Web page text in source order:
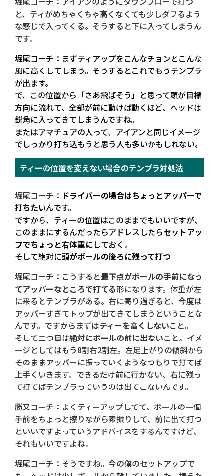
と、ティがめちゃくちゃ高くなくても少しダフるよう
な感じで入ってくる。そうすると下に入ってしまうん
です。
堀尾コーチ：まずティアップをこんなチョンとこんな
風に高くしてしまう。そうするとこれでもうテンプラ
が出ます。
で、この位置から「さあ飛ばそう」と思って頭が目標
方向に流れて、全部が前に動けば動くほど、ヘッドは
鋭角に入ってきてしまうんですね。
またはアマチュアの人って、アイアンと同じイメージ
でしっかり打ち込もうと思う人も多いかもしれない。
ティーの位置を変えない場合のテンプラ対処法
堀尾コーチ： ドライバーの場合はちょっとアッパーで
打ちたいんです。
ですから、ティーの位置はこのままでもいいですが、
このままにするんだったらアドレスしたらセットアッ
プでちょっと右体重にしておく。
そして絶対に頭がボールの後ろに残って打つ
堀尾コーチ：こうすると最下点がボールの手前になっ
てアッパーなところで打てる形になります。体重が左
に来るとテンプラがある。右に寄り過ぎると、今度は
アッパーすぎてトップが出てきてしまうということな
んです。ですからまずはティーを高くしないこと。
そして二つ目は絶対にボールの前に出ないこと。イメ
ージとしてはもう8割右2割左。左足上がりの傾斜から
そのままアッパーに振っていくようなつもりで打てば
上手くいきます。できるだけ前に行かない、右に残っ
て打てばテンプラっていうのは出てこないんです。
勝又コーチ：よくティーアップしてて、ボールの一個
手前をちょっと擦りながら素振りして、前に出て打つ
といいですよっていうアドバイスをするんですけど、
それもいいですよね。
堀尾コーチ：そうですね。今の僕のセットアップで